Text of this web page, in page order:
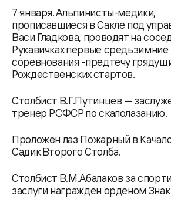
7 января. Альпинисты-медики,
прописавшиеся в Сакле под
Васи Гладкова, проводят на
Рукавичках первые средьзимние
соревнования -предтечу
Рождественских стартов.
Столбист В.Г.Путинцев —
тренер РСФСР по скалолазанию.
Проложен лаз Пожарный в
Садик Второго Столба.
Столбист В.М.Абалаков за
заслуги награжден орденом